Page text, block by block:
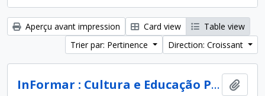
Aperçu avant impression Card view
Table view
Trier par: Pertinence
Direction: Croissant
InFormar : Cultura e Educação Popular (entidade)